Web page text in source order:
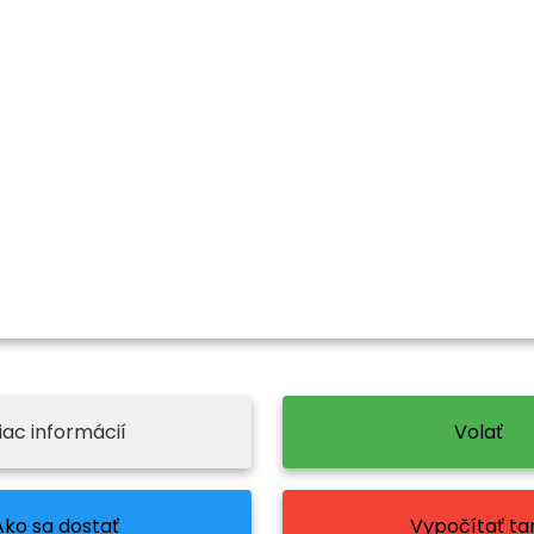
informácií Volať
sa dostať Vypočítať